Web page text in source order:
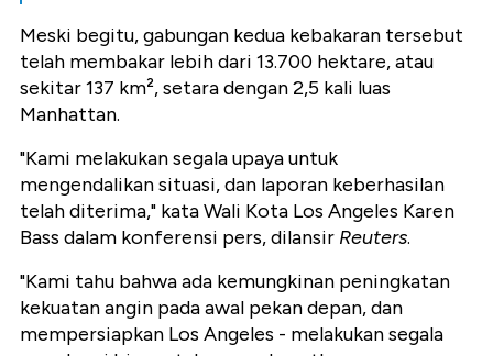
Meski begitu, gabungan kedua kebakaran tersebut
telah membakar lebih dari 13.700 hektare, atau
sekitar 137 km², setara dengan 2,5 kali luas
Manhattan.
"Kami melakukan segala upaya untuk
mengendalikan situasi, dan laporan keberhasilan
telah diterima," kata Wali Kota Los Angeles Karen
Bass dalam konferensi pers, dilansir Reuters.
"Kami tahu bahwa ada kemungkinan peningkatan
kekuatan angin pada awal pekan depan, dan
mempersiapkan Los Angeles - melakukan segala